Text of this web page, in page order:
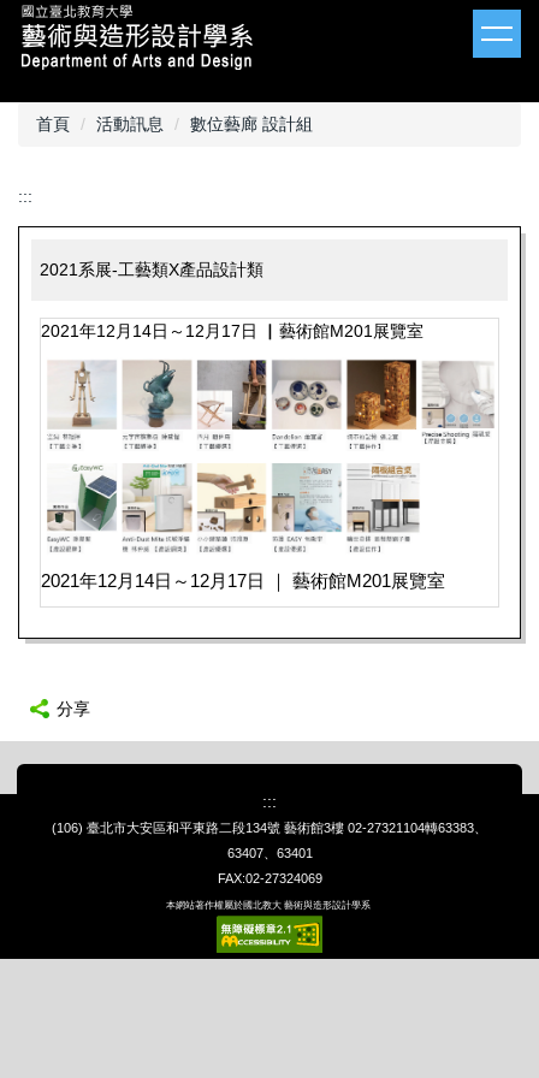
跳
到
主
首頁 活動訊息 數位藝廊 設計組
:::
2021系展-工藝類X產品設計類
2021年12月14日～12月17日 ▏藝術館M201展覽室
2021年12月14日～12月17日 ｜ 藝術館M201展覽室
分享
:::
(106) 臺北市大安區和平東路二段134號 藝術館3樓 02-27321104轉63383、
63407、63401
FAX:02-27324069
本網站著作權屬於國北教大 藝術與造形設計學系